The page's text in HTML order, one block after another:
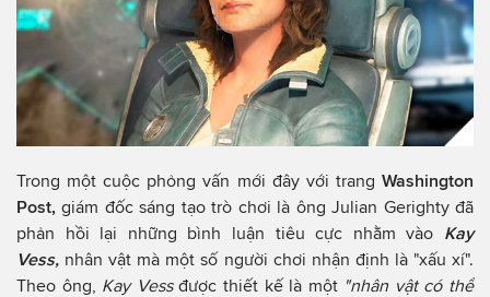
Trong một cuộc phỏng vấn mới đây với trang Washington
Post,giám đốc sáng tạo trò chơi là ông Julian Gerighty đã
phản hồi lại những bình luận tiêu cực nhằm vào Kay
Vess, nhân vật mà một số người chơi nhận định là "xấu xí".
Theo ông,
Kay Vessđược thiết kế là một "nhân vật có thể